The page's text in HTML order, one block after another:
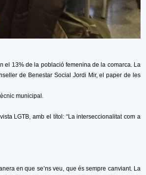
el 13% de la població femenina de la comarca. La
de Benestar Social Jordi Mir, el paper de les
municipal.
LGTB, amb el títol: “La interseccionalitat com a
en que se’ns veu, que és sempre canviant. La